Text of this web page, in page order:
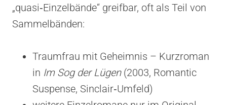
„quasi‑Einzelbände“ greifbar, oft als Teil von
Sammelbänden:
Traumfrau mit Geheimnis – Kurzroman
in Im Sog der Lügen(2003, Romantic
Suspense, Sinclair‑Umfeld)